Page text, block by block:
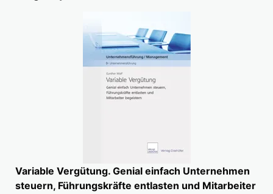
Variable Vergütung. Genial einfach Unternehmen
steuern, Führungskräfte entlasten und Mitarbeiter